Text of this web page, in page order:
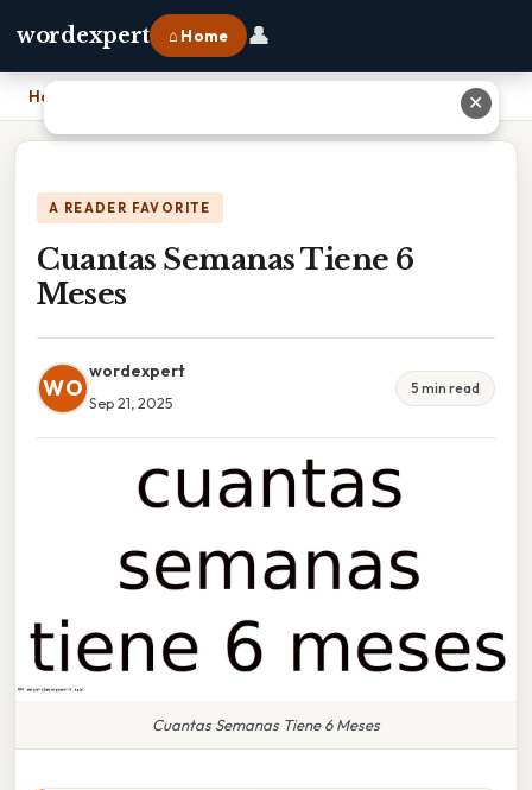
wordexpert ⌂ Home 👤
Home
A READER FAVORITE
Cuantas Semanas Tiene 6
Meses
WO
wordexpert
Sep 21, 2025
5 min read
Cuantas Semanas Tiene 6 Meses
✕